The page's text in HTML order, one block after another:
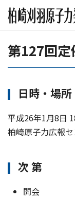
第127回
日時・場所
平成26年1月8日
柏崎原子力広報
次 第
開会